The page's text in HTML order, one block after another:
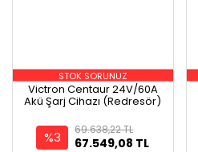
STOK SORUNUZ
Victron Centaur 24V/60A
Akü Şarj Cihazı (Redresör)
%3 67.549,08 TL
69.638,22 TL